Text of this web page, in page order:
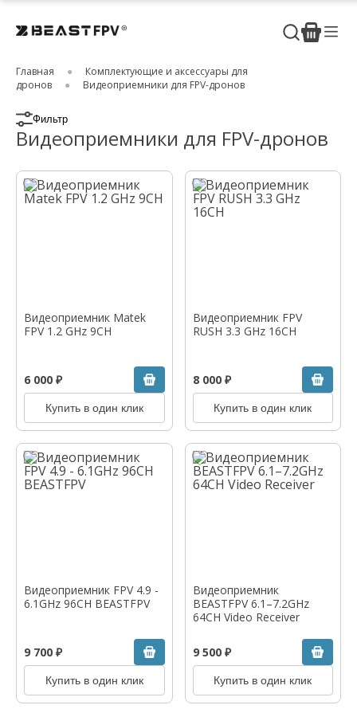
Главная
Комплектующие и аксессуары для
дронов
Видеоприемники для FPV-дронов
Фильтр
Видеоприемники для FPV-дронов
Видеоприемник Matek
FPV 1.2 GHz 9CH
6 000 ₽
Купить в один клик
Видеоприемник FPV
RUSH 3.3 GHz 16CH
8 000 ₽
Купить в один клик
Видеоприемник FPV 4.9 -
6.1GHz 96CH BEASTFPV
9 700 ₽
Купить в один клик
Видеоприемник
BEASTFPV 6.1–7.2GHz
64CH Video Receiver
9 500 ₽
Купить в один клик